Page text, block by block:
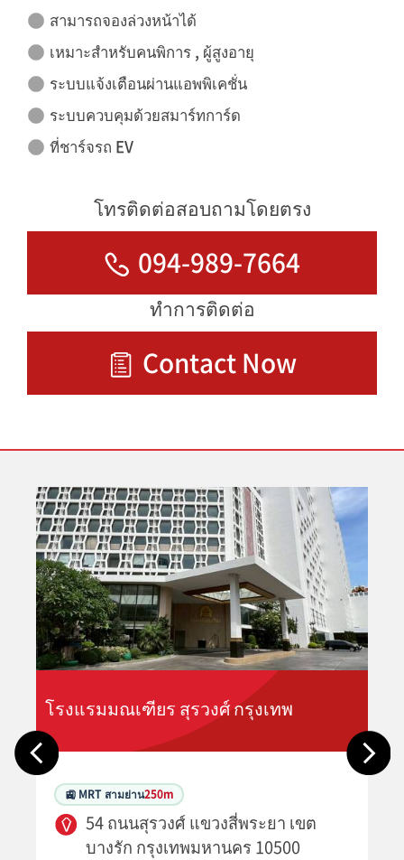
สามารถจองล่วงหน้าได้
เหมาะสำหรับคนพิการ , ผู้สูงอายุ
ระบบแจ้งเตือนผ่านแอพพิเคชั่น
ระบบควบคุมด้วยสมาร์ทการ์ด
ที่ชาร์จรถ EV
โทรติดต่อสอบถามโดยตรง
094-989-7664
ทำการติดต่อ
Contact Now
โรงแรมมณเฑียร สุรวงศ์ กรุงเทพ
🚉 MRT สามย่าน250m
54 ถนนสุรวงศ์ แขวงสี่พระยา เขต
บางรัก กรุงเทพมหานคร 10500